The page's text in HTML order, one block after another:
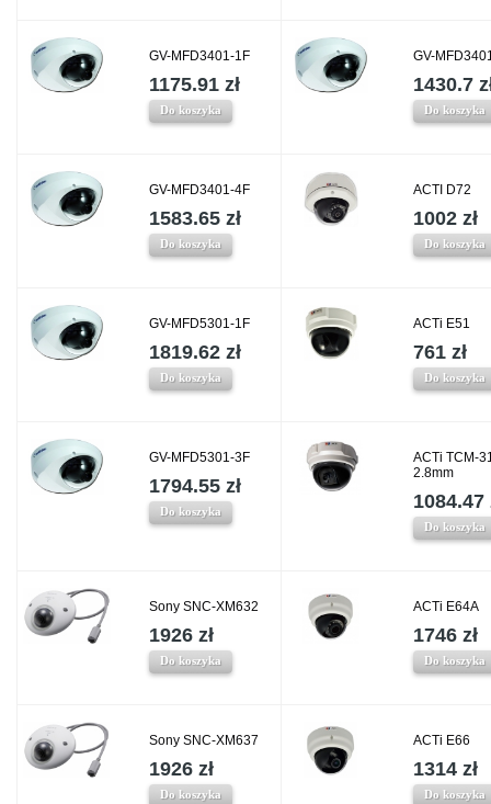
GV-MFD3401-1F
1175.91 zł
Do koszyka
GV-
1430.7
Do koszyka
GV-MFD3401-4F
1583.65 zł
Do koszyka
ACTI D72
1002 zł
Do koszyka
GV-MFD5301-1F
1819.62 zł
Do koszyka
ACTi E51
761 zł
Do koszyka
GV-MFD5301-3F
1794.55 zł
Do koszyka
ACTi TCM-
2.8mm
1084.47
Do koszyka
Sony SNC-XM632
1926 zł
Do koszyka
ACTi E64A
1746 zł
Do koszyka
Sony SNC-XM637
1926 zł
Do koszyka
ACTi E66
1314 zł
Do koszyka